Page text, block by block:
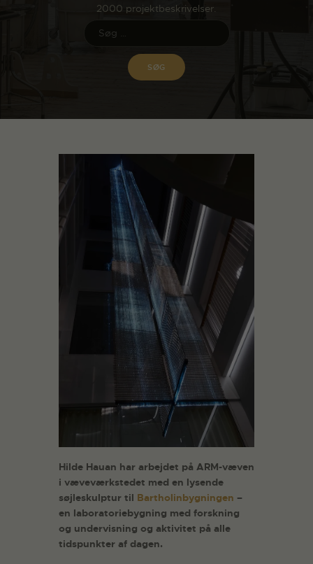
2000 projektbeskrivelser.
Hilde Hauan har arbejdet på ARM-væven
i væveværkstedet med en lysende
søjleskulptur til Bartholinbygningen –
en laboratoriebygning med forskning
og undervisning og aktivitet på alle
tidspunkter af dagen.